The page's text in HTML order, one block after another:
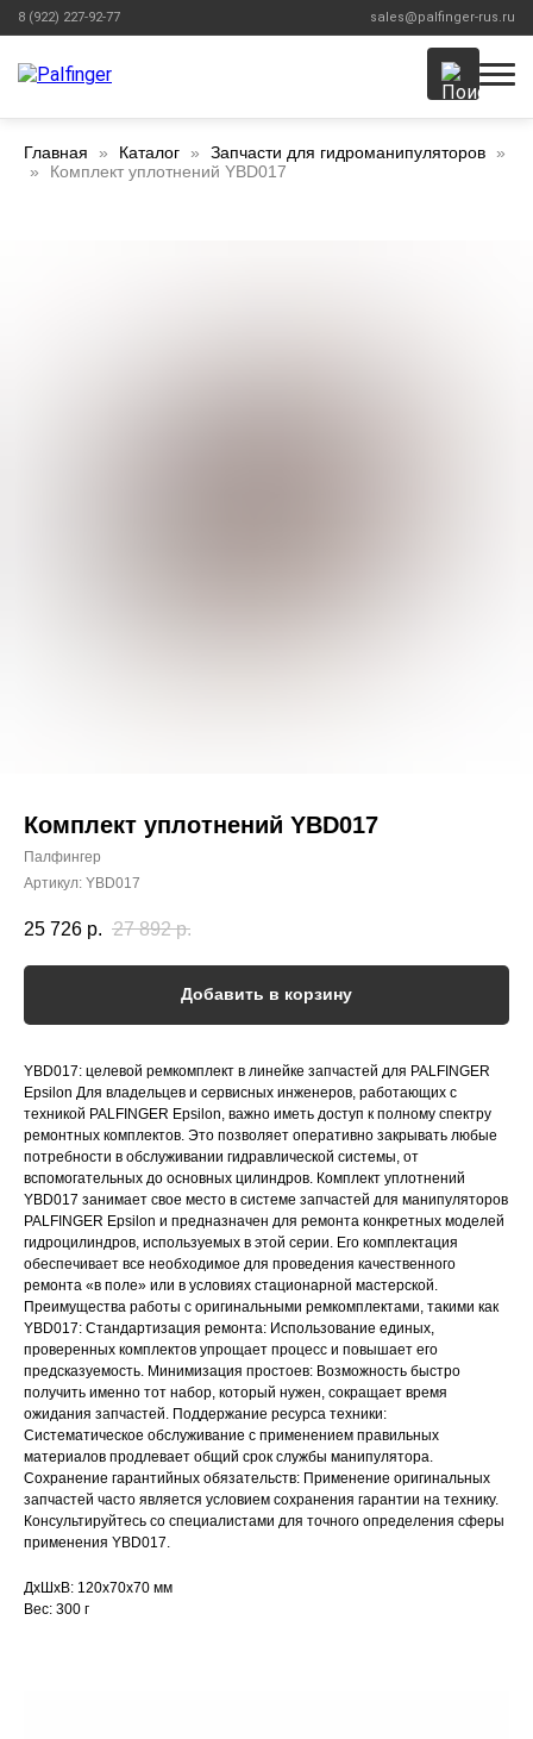
8 (922) 227-92-77 sales@palfinger-rus.ru
Главная Каталог
Запчасти для гидроманипуляторов
Комплект уплотнений YBD017
Комплект уплотнений YBD017
Палфингер
Артикул: YBD017
25 726 р. 27 892 р.
Добавить в корзину
YBD017: целевой ремкомплект в линейке запчастей для PALFINGER
Epsilon Для владельцев и сервисных инженеров, работающих с
техникой PALFINGER Epsilon, важно иметь доступ к полному спектру
ремонтных комплектов. Это позволяет оперативно закрывать любые
потребности в обслуживании гидравлической системы, от
вспомогательных до основных цилиндров. Комплект уплотнений
YBD017 занимает свое место в системе запчастей для манипуляторов
PALFINGER Epsilon и предназначен для ремонта конкретных моделей
гидроцилиндров, используемых в этой серии. Его комплектация
обеспечивает все необходимое для проведения качественного
ремонта «в поле» или в условиях стационарной мастерской.
Преимущества работы с оригинальными ремкомплектами, такими как
YBD017: Стандартизация ремонта: Использование единых,
проверенных комплектов упрощает процесс и повышает его
предсказуемость. Минимизация простоев: Возможность быстро
получить именно тот набор, который нужен, сокращает время
ожидания запчастей. Поддержание ресурса техники:
Систематическое обслуживание с применением правильных
материалов продлевает общий срок службы манипулятора.
Сохранение гарантийных обязательств: Применение оригинальных
запчастей часто является условием сохранения гарантии на технику.
Консультируйтесь со специалистами для точного определения сферы
применения YBD017.
ДxШxВ: 120x70x70 мм
Вес: 300 г